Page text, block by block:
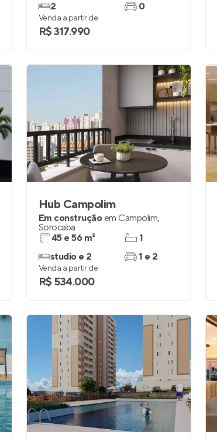
2
0
Venda a partir de
R$ 317.990
Hub Campolim
Em construção em Campolim,
Sorocaba
45 e 56 m²
studio e 2
1
1 e 2
Venda a partir de
R$ 534.000